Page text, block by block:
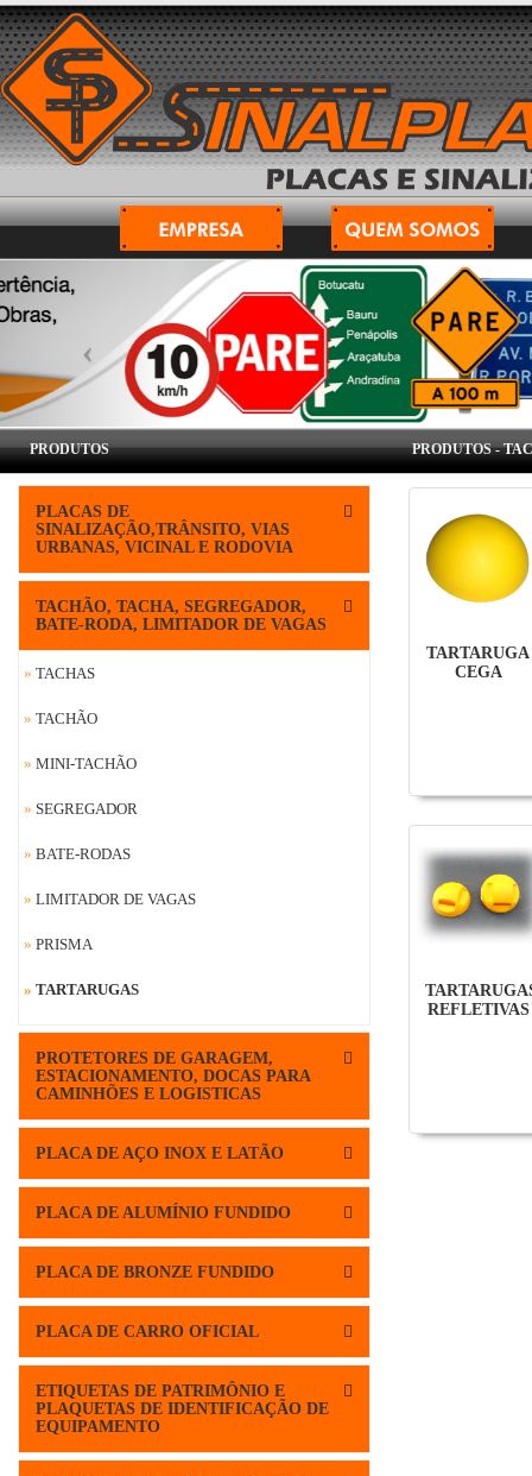
PRODUTOS
PLACAS DE
SINALIZAÇÃO,TRÂNSITO, VIAS
URBANAS, VICINAL E RODOVIA
TACHÃO, TACHA, SEGREGADOR,
BATE-RODA, LIMITADOR DE VAGAS
» TACHAS
» TACHÃO
» MINI-TACHÃO
» SEGREGADOR
» BATE-RODAS
» LIMITADOR DE VAGAS
» PRISMA
» TARTARUGAS
PROTETORES DE GARAGEM,
ESTACIONAMENTO, DOCAS PARA
CAMINHÕES E LOGISTICAS
PLACA DE AÇO INOX E LATÃO
PLACA DE ALUMÍNIO FUNDIDO
PLACA DE BRONZE FUNDIDO
PLACA DE CARRO OFICIAL
ETIQUETAS DE PATRIMÔNIO E
PLAQUETAS DE IDENTIFICAÇÃO DE
EQUIPAMENTO
PRODUTOS -
TARTARUGA
CEGA
REFLETIVAS